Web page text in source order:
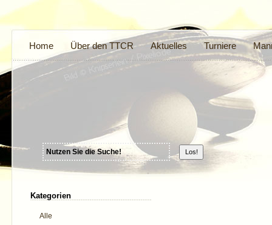
Home Über den TTCR Aktuelles Turniere
Kategorien
Alle